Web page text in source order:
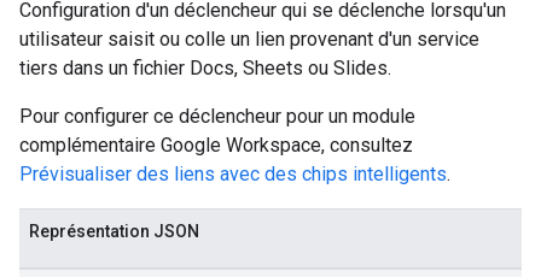
Configuration d'un déclencheur qui se déclenche lorsqu'un
utilisateur saisit ou colle un lien provenant d'un service
tiers dans un fichier Docs, Sheets ou Slides.
Pour configurer ce déclencheur pour un module
complémentaire Google Workspace, consultez
Prévisualiser des liens avec des chips intelligents.
Représentation JSON